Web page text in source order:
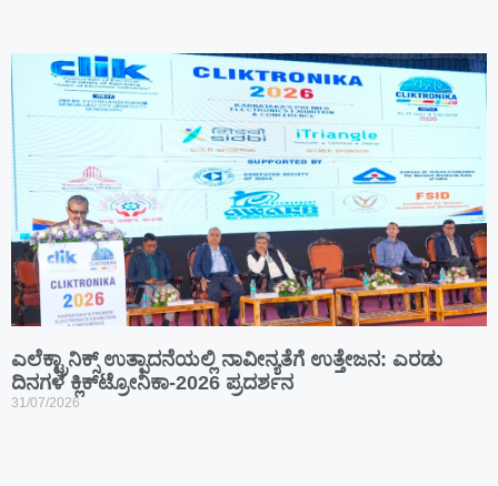
ಎಲೆಕ್ಟ್ರಾನಿಕ್ಸ್ ಉತ್ಪಾದನೆಯಲ್ಲಿ ನಾವೀನ್ಯತೆಗೆ ಉತ್ತೇಜನ: ಎರಡು
ದಿನಗಳ ಕ್ಲಿಕ್‌ಟ್ರೋನಿಕಾ-2026 ಪ್ರದರ್ಶನ
31/07/2026